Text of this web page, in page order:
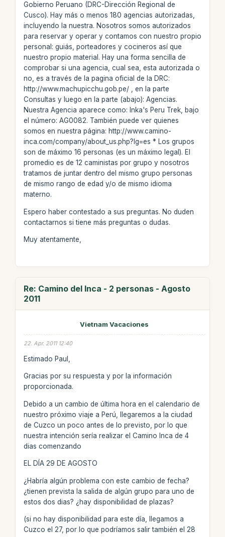
Gobierno Peruano (DRC-Dirección Regional de
Cusco). Hay más o menos 180 agencias autorizadas,
incluyendo la nuestra. Nosotros somos autorizados
para reservar y operar y contamos con nuestro propio
personal: guiás, porteadores y cocineros así que
nuestro propio material. Hay una forma sencilla de
comprobar si una agencia, cual sea, esta autorizada o
no, es a través de la pagina oficial de la DRC:
http://www.machupicchu.gob.pe/ , en la parte
Consultas y luego en la parte (abajo): Agencias.
Nuestra Agencia aparece como: Inka's Peru Trek, bajo
el número: AG0082. También puede ver quienes
somos en nuestra página: http://www.camino-
inca.com/company/about_us.php?lg=es * Los grupos
son de máximo 16 personas (es un máximo legal). El
promedio es de 12 caministas por grupo y nosotros
tratamos de juntar dentro del mismo grupo personas
de mismo rango de edad y/o de mismo idioma
materno.
Espero haber contestado a sus preguntas. No duden
contactarnos si tiene más preguntas o dudas.
Muy atentamente,
Re: Camino del Inca - 2 personas - Agosto
2011
Vietnam Vacaciones
22. Apr. 2011 12:40
Estimado Paul,
Gracias por su respuesta y por la información
proporcionada.
Debido a un cambio de última hora en el calendario de
nuestro próximo viaje a Perú, llegaremos a la ciudad
de Cuzco un poco antes de lo previsto, por lo que
nuestra intención sería realizar el Camino Inca de 4
dias comenzando
EL DÍA 29 DE AGOSTO
¿Habría algún problema con este cambio de fecha?
¿tienen prevista la salida de algún grupo para uno de
estos dos dias? ¿hay disponibilidad de plazas?
(si no hay disponibilidad para este día, llegamos a
Cuzco el 27, por lo que podríamos salir también el 28